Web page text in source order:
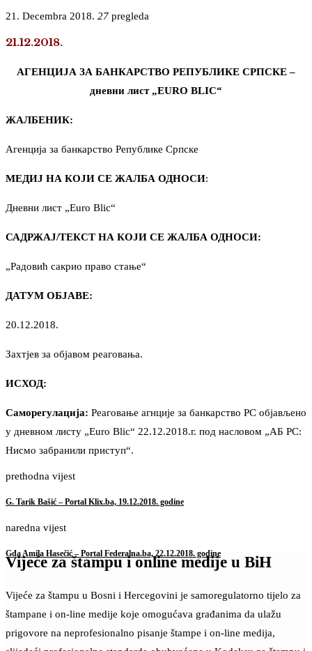
21. Decembra 2018. 27 pregleda
21.12.2018.
АГЕНЦИЈА ЗА БАНКАРСТВО РЕПУБЛИКЕ СРПСКЕ –
дневни лист „EURO BLIC“
ЖАЛБЕНИК:
Агенција за банкарство Републике Српске
МЕДИЈ НА КОЈИ СЕ ЖАЛБА ОДНОСИ:
Дневни лист „Euro Blic“
САДРЖАЈ/ТЕКСТ НА КОЈИ СЕ ЖАЛБА ОДНОСИ:
„Радовић сакрио право стање“
ДАТУМ ОБЈАВЕ:
20.12.2018.
Захтјев за објавом реаговања.
ИСХОД:
Саморегулација: Реаговање агнције за банкарство РС објављено
у дневном листу „Euro Blic“ 22.12.2018.г. под насловом „АБ РС:
Нисмо забранили приступ“.
prethodna vijest
G. Tarik Bašić – Portal Klix.ba, 19.12.2018. godine
naredna vijest
Gđa Amila Hasečić – Portal Federalna.ba, 22.12.2018. godine
Vijeće za štampu i online medije u BiH
Vijeće za štampu u Bosni i Hercegovini je samoregulatorno tijelo za
štampane i on-line medije koje omogućava građanima da ulažu
prigovore na neprofesionalno pisanje štampe i on-line medija,